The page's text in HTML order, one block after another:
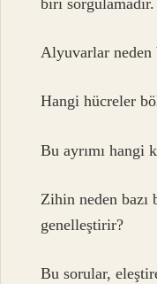
Alyuvarlar neden
Hangi hücreler
Bu ayrımı hangi
Zihin neden
genelleştirir?
Bu sorular,